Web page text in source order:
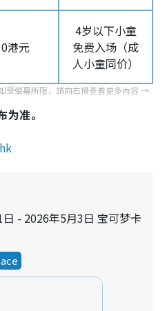
港元
4岁以下小童
免费入场（成
人小童同价）
准。
- 2026年5月3日 宝可梦卡